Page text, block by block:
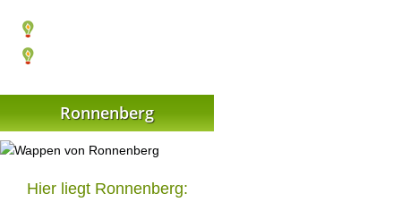
Ronnenberg
Hier liegt Ronnenberg: